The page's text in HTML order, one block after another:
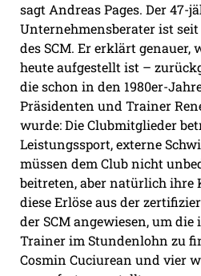
sagt Andreas Pages. Der 47-
Unternehmensberater ist seit
des SCM. Er erklärt genauer,
heute aufgestellt ist –
die schon in den 1980er-
Präsidenten und Trainer
wurde: Die Clubmitglieder
Leistungssport, externe
müssen dem Club nicht
beitreten, aber natürlich ihre
diese Erlöse aus der
der SCM angewiesen, um
Trainer im Stundenlohn zu
Cosmin Cuciurean und vier